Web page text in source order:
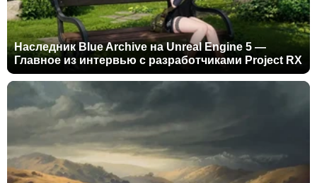
Наследник Blue Archive на Unreal Engine 5 —
Главное из интервью с разработчиками Project RX